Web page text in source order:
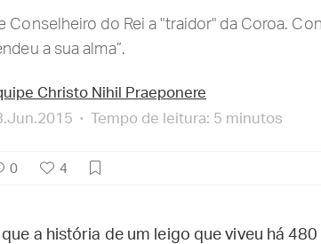
Conselheiro do Rei a "traidor" da Coroa.
a sua alma”.
Christo Nihil Praeponere
Tempo de leitura: 5 minutos
0 4
que a história de um leigo que viveu há